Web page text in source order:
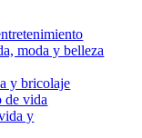
moda y belleza
y bricolaje
de vida
y